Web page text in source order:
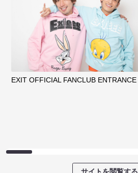
EXIT OFFICIAL FANCLUB ENTRANCE